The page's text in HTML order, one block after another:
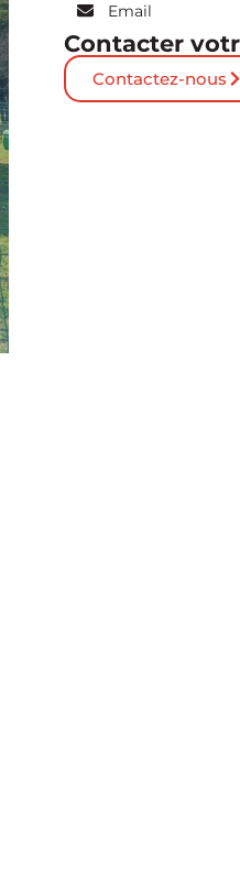
Email
Contacter
Contactez-nous